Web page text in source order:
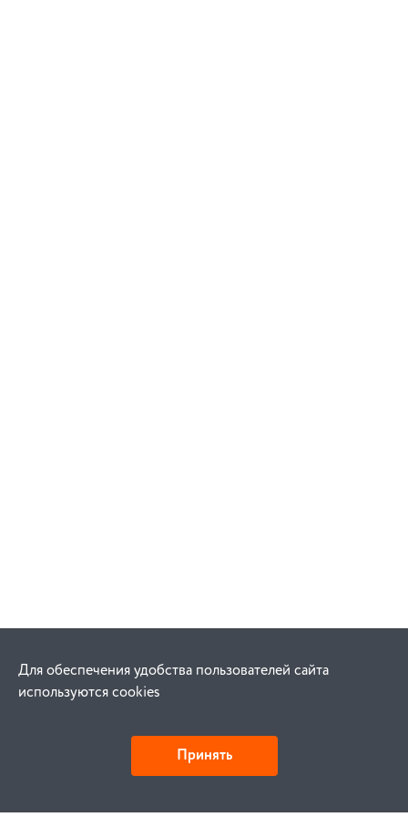
Для обеспечения удобства пользователей сайта
используются cookies
Принять